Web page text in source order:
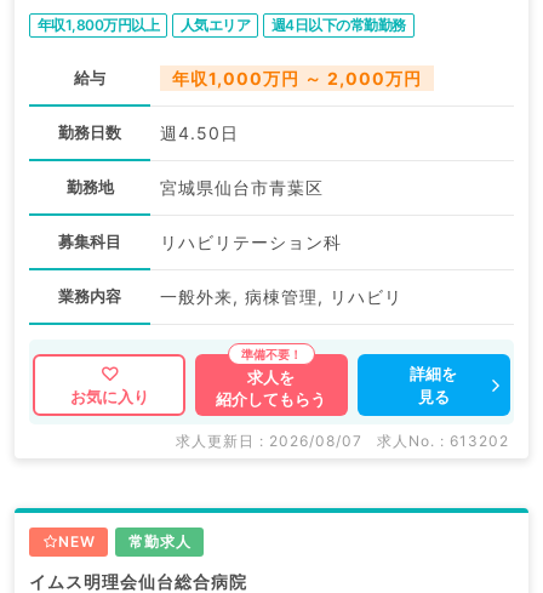
年収1,800万円以上 人気エリア 週4日以下の常勤勤務
給与 年収1,000万円 ～ 2,000万円
勤務日数 週4.50日
勤務地 宮城県仙台市青葉区
募集科目 リハビリテーション科
業務内容 一般外来, 病棟管理, リハビリ
お気に入り
求人を
紹介してもらう
詳細を
見る
求人更新日 : 2026/08/07 求人No. : 613202
NEW 常勤求人
イムス明理会仙台総合病院